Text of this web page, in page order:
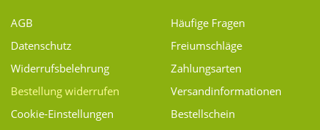
AGB
Datenschutz
Widerrufsbelehrung
Bestellung widerrufen
Cookie-Einstellungen
Häufige Fragen
Freiumschläge
Zahlungsarten
Versand­informationen
Bestellschein